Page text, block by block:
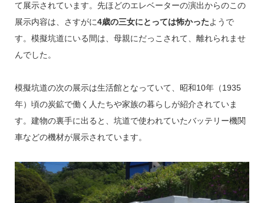
て展示されています。先ほどのエレベーターの演出からのこの
展示内容は、さすがに4歳の三女にとっては怖かったようで
す。模擬坑道にいる間は、母親にだっこされて、離れられませ
んでした。
模擬坑道の次の展示は生活館となっていて、昭和10年（1935
年）頃の炭鉱で働く人たちや家族の暮らしが紹介されていま
す。建物の裏手に出ると、坑道で使われていたバッテリー機関
車などの機材が展示されています。